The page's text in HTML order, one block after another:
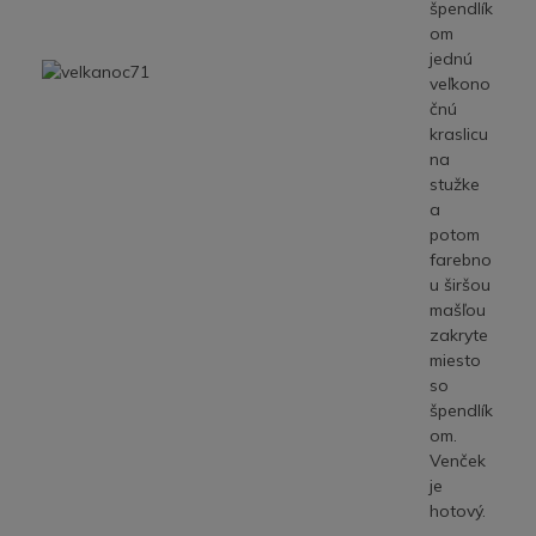
špendlík
om
jednú
veľkono
čnú
kraslicu
na
stužke
a
potom
farebno
u širšou
mašľou
zakryte
miesto
so
špendlík
om.
Venček
je
hotový.